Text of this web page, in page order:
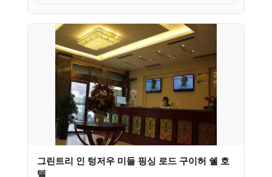
그린트리 인 텅저우 미들 핑싱 로드 구이허 쉘 호
텔